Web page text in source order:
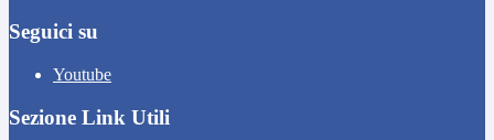
Seguici su
Youtube
Sezione Link Utili